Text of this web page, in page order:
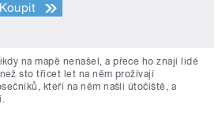
Koupit
na mapě nenašel, a přece ho znají lidé
sto třicet let na něm prožívají
kteří na něm našli útočiště, a